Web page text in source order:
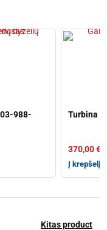
988-
Turbina
370,00€
Į krepšelį
Kitas product